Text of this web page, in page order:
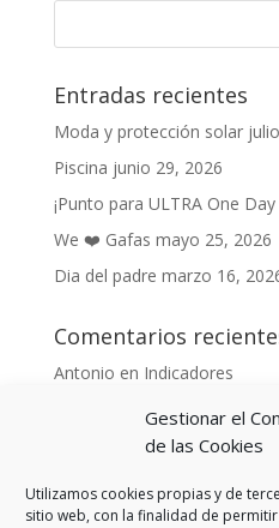
Gestionar el
de las Cookies
Utilizamos cookies propias y de
sitio web, con la finalidad de
Entradas recientes
Moda y protección solar
Piscina junio 29, 2026
¡Punto para ULTRA One
We ❤️ Gafas mayo 25, 2026
Dia del padre marzo 16,
Comentarios
Antonio en Indicadores
enIndicadores
enDe cara al